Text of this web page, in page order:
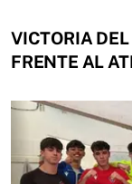
VICTORIA
FRENTE AL